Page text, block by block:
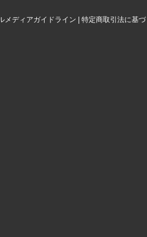
メディアガイドライン 特定商取引法に基